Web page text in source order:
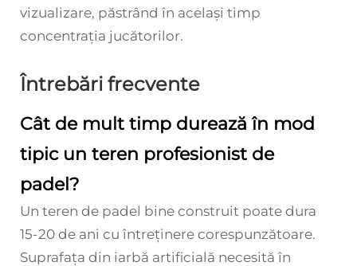
vizualizare, păstrând în același timp
concentrația jucătorilor.
Întrebări frecvente
Cât de mult timp durează în mod
tipic un teren profesionist de
padel?
Un teren de padel bine construit poate dura
15-20 de ani cu întreținere corespunzătoare.
Suprafața din iarbă artificială necesită în